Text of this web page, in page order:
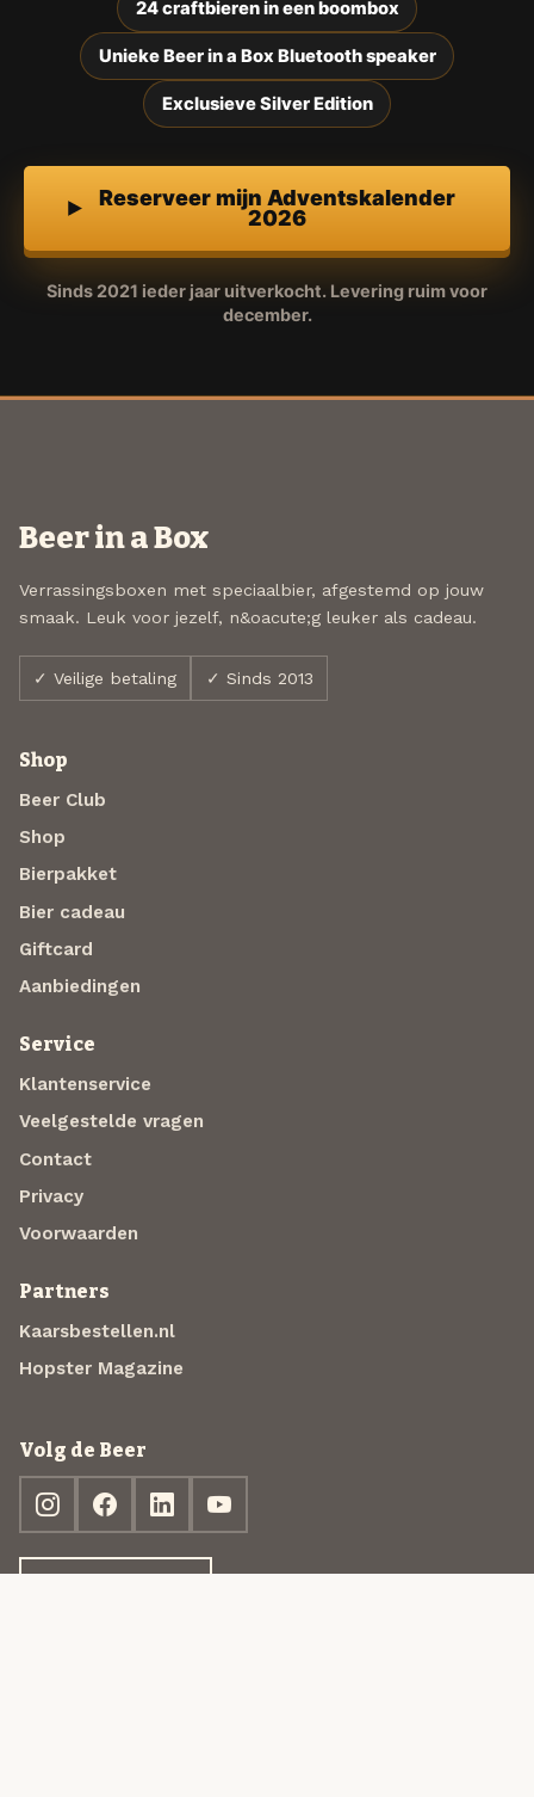
24 craftbieren in een boombox
Unieke Beer in a Box Bluetooth speaker
Exclusieve Silver Edition
Reserveer mijn Adventskalender
2026
Sinds 2021 ieder jaar uitverkocht. Levering ruim voor
december.
Beer in a Box
Verrassingsboxen met speciaalbier, afgestemd op jouw
smaak. Leuk voor jezelf, n&oacute;g leuker als cadeau.
✓ Veilige betaling ✓ Sinds 2013
Shop
Beer Club
Shop
Bierpakket
Bier cadeau
Giftcard
Aanbiedingen
Service
Klantenservice
Veelgestelde vragen
Contact
Privacy
Voorwaarden
Partners
Kaarsbestellen.nl
Hopster Magazine
Volg de Beer